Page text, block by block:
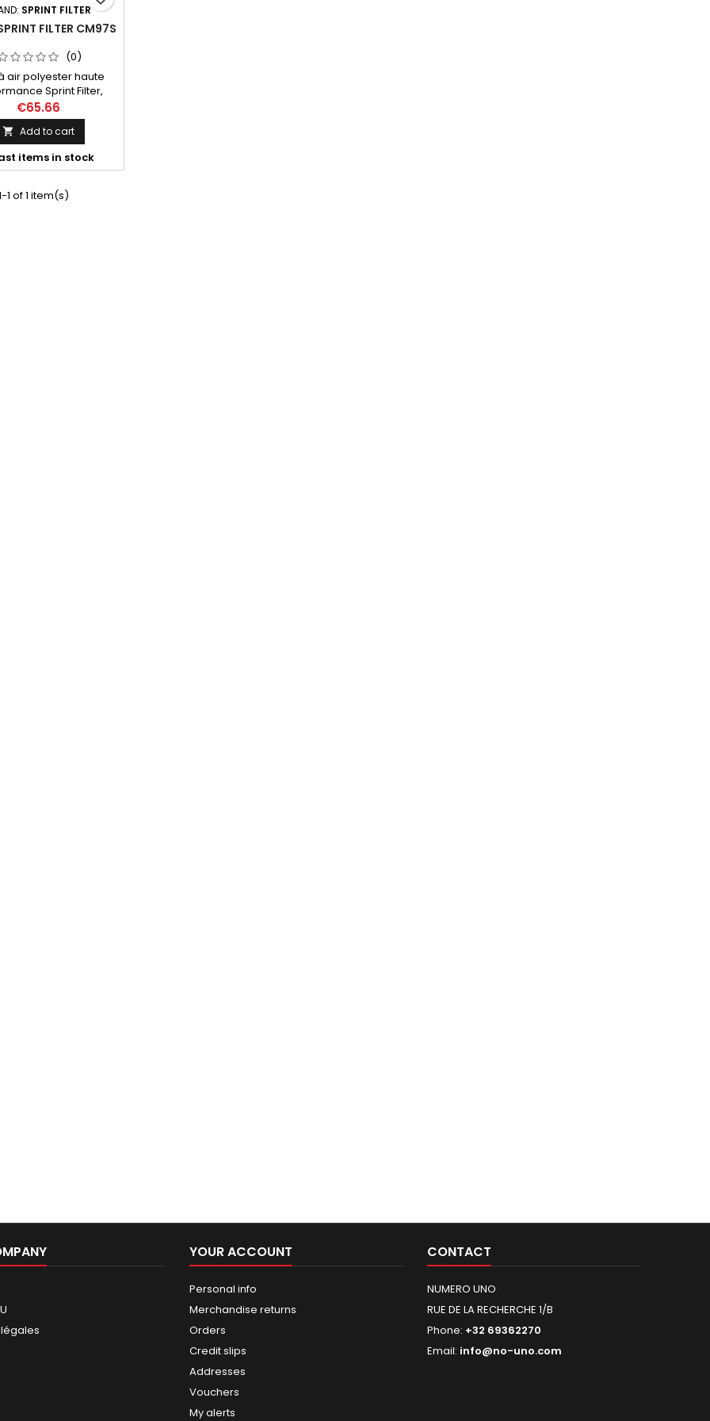
SPRINT FILTER
FILTER CM97S
(0)
air polyester haute
Sprint Filter,
référence CM97S.
€65.66
 Add to cart
items in stock
1 of 1 item(s)
YOUR ACCOUNT
Personal info
Merchandise returns
Orders
Credit slips
Addresses
Vouchers
My alerts
CONTACT
NUMERO UNO
RUE DE LA RECHERCHE 1/B
Phone: +32 69362270
Email: info@no-uno.com